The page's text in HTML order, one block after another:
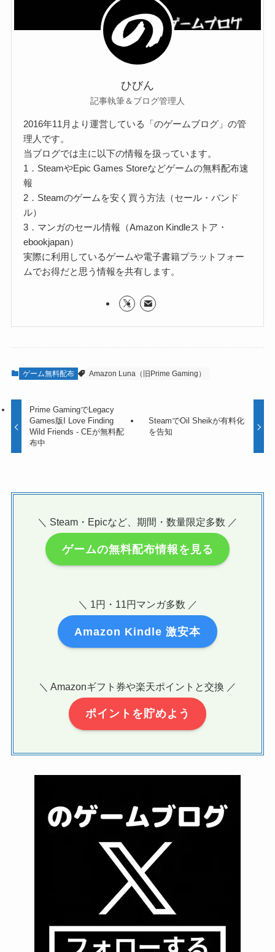
ひびん
記事執筆＆ブログ管理人
2016年11月より運営している「のゲームブログ」の管
理人です。
当ブログでは主に以下の情報を扱っています。
1．SteamやEpic Games Storeなどゲームの無料配布速
報
2．Steamのゲームを安く買う方法（セール・バンド
ル）
3．マンガのセール情報（Amazon Kindleストア・
ebookjapan）
実際に利用しているゲームや電子書籍プラットフォー
ムでお得だと思う情報を共有します。
ゲーム無料配布 Amazon Luna（旧Prime Gaming）
Prime GamingでLegacy
Games版I Love Finding
Wild Friends - CEが無料配
布中
SteamでOil Sheikが有料化
を告知
＼ Steam・Epicなど、期間・数量限定多数 ／
ゲームの無料配布情報を見る
＼ 1円・11円マンガ多数 ／
Amazon Kindle 激安本
＼ Amazonギフト券や楽天ポイントと交換 ／
ポイントを貯めよう